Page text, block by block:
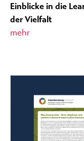
Einblicke in die
der Vielfalt
mehr